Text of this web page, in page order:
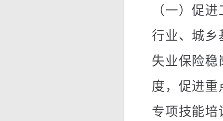
（一）促
行业、城乡
失业保险稳
度，促进
专项技能培